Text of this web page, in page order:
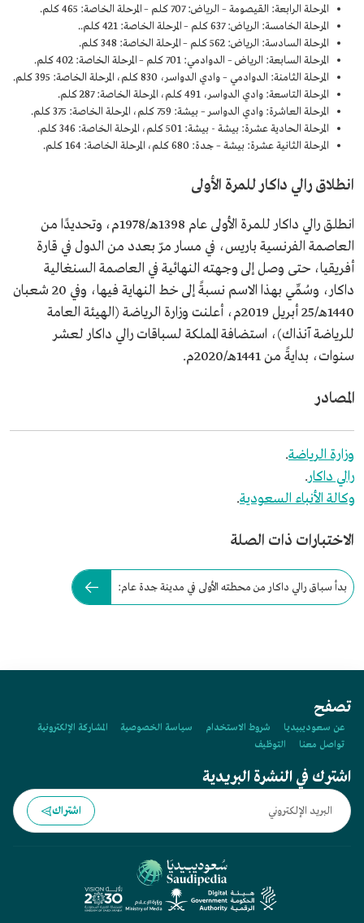
المرحلة الرابعة: القيصومة – الرياض: 707 كلم – المرحلة الخاصة: 465 كلم.
المرحلة الخامسة: الرياض: 637 كلم – المرحلة الخاصة: 421 كلم..
المرحلة السادسة: الرياض: 562 كلم – المرحلة الخاصة: 348 كلم.
المرحلة السابعة: الرياض – الدوادمي: 701 كلم – المرحلة الخاصة: 402 كلم.
المرحلة الثامنة: الدوادمي – وادي الدواسر، 830 كلم، المرحلة الخاصة: 395 كلم.
المرحلة التاسعة: وادي الدواسر، 491 كلم، المرحلة الخاصة: 287 كلم.
المرحلة العاشرة: وادي الدواسر – بيشة: 759 كلم، المرحلة الخاصة: 375 كلم.
المرحلة الحادية عشرة: بيشة - بيشة: 501 كلم، المرحلة الخاصة: 346 كلم.
المرحلة الثانية عشرة: بيشة – جدة: 680 كلم، المرحلة الخاصة: 164 كلم.
انطلاق رالي داكار للمرة الأولى
انطلق رالي داكار للمرة الأولى عام 1398هـ/1978م، وتحديدًا من
العاصمة الفرنسية باريس، في مسار مرّ بعدد من الدول في قارة
أفريقيا، حتى وصل إلى وجهته النهائية في العاصمة السنغالية
داكار، وسُمِّي بهذا الاسم نسبةً إلى خط النهاية فيها، وفي 20 شعبان
1440هـ/25 أبريل 2019م، أعلنت وزارة الرياضة (الهيئة العامة
للرياضة آنذاك)، استضافة المملكة لسباقات رالي داكار لعشر
سنوات، بدايةً من 1441هـ/2020م.
المصادر
وزارة الرياضة.
رالي داكار.
وكالة الأنباء السعودية.
الاختبارات ذات الصلة
بدأ سباق رالي داكار من محطته الأولى في مدينة جدة عام:
تصفح
عن سعوديبيديا شروط الاستخدام سياسة الخصوصية
المشاركة الإلكترونية
تواصل معنا
التوظيف
اشترك في النشرة البريدية
اشتراك